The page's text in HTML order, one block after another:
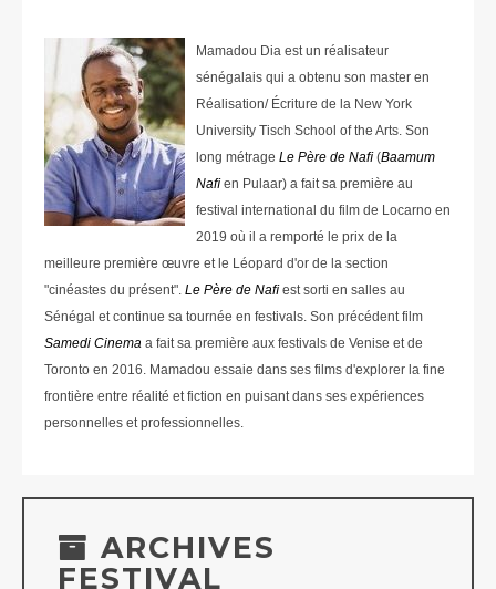
Mamadou Dia est un réalisateur
sénégalais qui a obtenu son master en
Réalisation/ Écriture de la New York
University Tisch School of the Arts. Son
long métrage Le Père de Naﬁ(Baamum
Naﬁen Pulaar) a fait sa première au
festival international du film de Locarno en
2019 où il a remporté le prix de la
meilleure première œuvre et le Léopard d'or de la section
"cinéastes du présent". Le Père de Naﬁest sorti en salles au
Sénégal et continue sa tournée en festivals. Son précédent film
Samedi Cinema a fait sa première aux festivals de Venise et de
Toronto en 2016. Mamadou essaie dans ses films d'explorer la fine
frontière entre réalité et fiction en puisant dans ses expériences
personnelles et professionnelles.
ARCHIVES
FESTIVAL